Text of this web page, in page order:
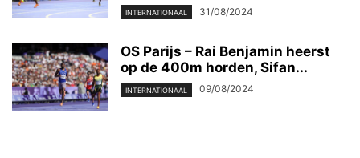
INTERNATIONAAL 31/08/2024
OS Parijs – Rai Benjamin heerst
op de 400m horden, Sifan...
INTERNATIONAAL 09/08/2024